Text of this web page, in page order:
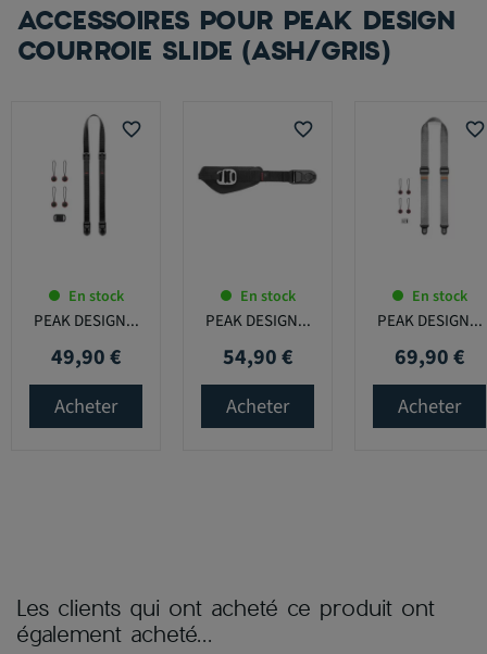
ACCESSOIRES POUR PEAK DESIGN
COURROIE SLIDE (ASH/GRIS)
favorite_border
En stock
PEAK DESIGN...
Prix
49,90 €
Acheter
favorite_border
En stock
PEAK DESIGN...
Prix
54,90 €
Acheter
favorite_border
En stock
PEAK DESIGN...
Prix
69,90 €
Acheter
Les clients qui ont acheté ce produit ont
également acheté...